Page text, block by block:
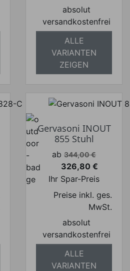
absolut
versandkostenfrei
ALLE
VARIANTEN
ZEIGEN
Gervasoni INOUT
855 Stuhl
Verkaufspreis
ab 344,00 €
Preis
326,80 €
Ihr Spar-Preis
Preise inkl. ges.
MwSt.
absolut
versandkostenfrei
ALLE
VARIANTEN